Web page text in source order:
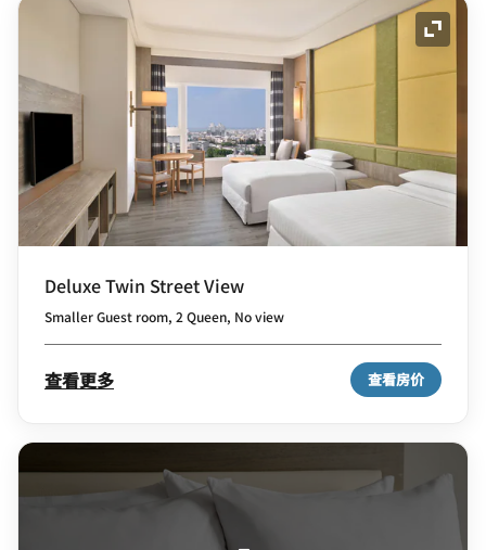
展开
Deluxe Twin Street View
Smaller Guest room, 2 Queen, No view
查看更多 查看房价